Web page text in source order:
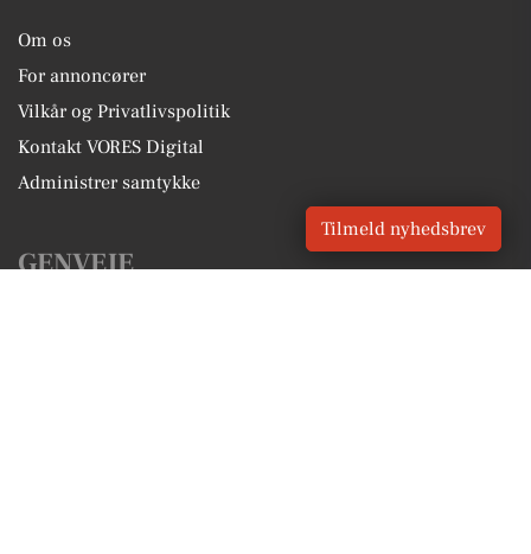
Om os
For annoncører
Vilkår og Privatlivspolitik
Kontakt VORES Digital
Administrer samtykke
GENVEJE
Tilmeld nyhedsbrev